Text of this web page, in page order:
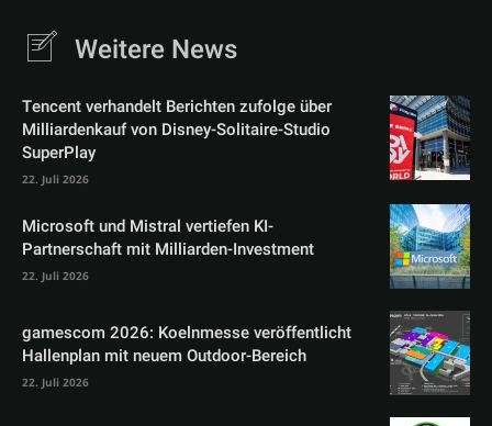
Weitere News
Tencent verhandelt Berichten zufolge über
Milliardenkauf von Disney-Solitaire-Studio
SuperPlay
22. Juli 2026
Microsoft und Mistral vertiefen KI-
Partnerschaft mit Milliarden-Investment
22. Juli 2026
gamescom 2026: Koelnmesse veröffentlicht
Hallenplan mit neuem Outdoor-Bereich
22. Juli 2026